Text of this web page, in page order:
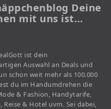
Deine
mit uns ist…
ist dein
Auswahl an Deals und
schon weit mehr als 100.000
du im Handumdrehen die
& Fashion, Handytarife,
& Hotel uvm. Sei dabei,